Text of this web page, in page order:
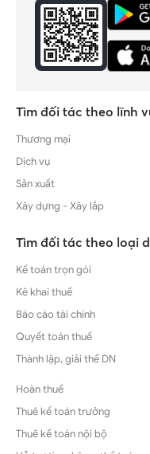
Tìm đối tác theo lĩnh
Thương mại
Dịch vụ
Sản xuất
Xây dựng - Xây lắp
Tìm đối tác theo loại
Kế toán trọn gói
Kê khai thuế
Báo cáo tài chính
Quyết toán thuế
Thành lập, giải thể DN
Hoàn thuế
Thuê kế toán trưởng
Thuê kế toán nội bộ